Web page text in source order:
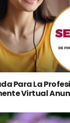
Para La
Virtual